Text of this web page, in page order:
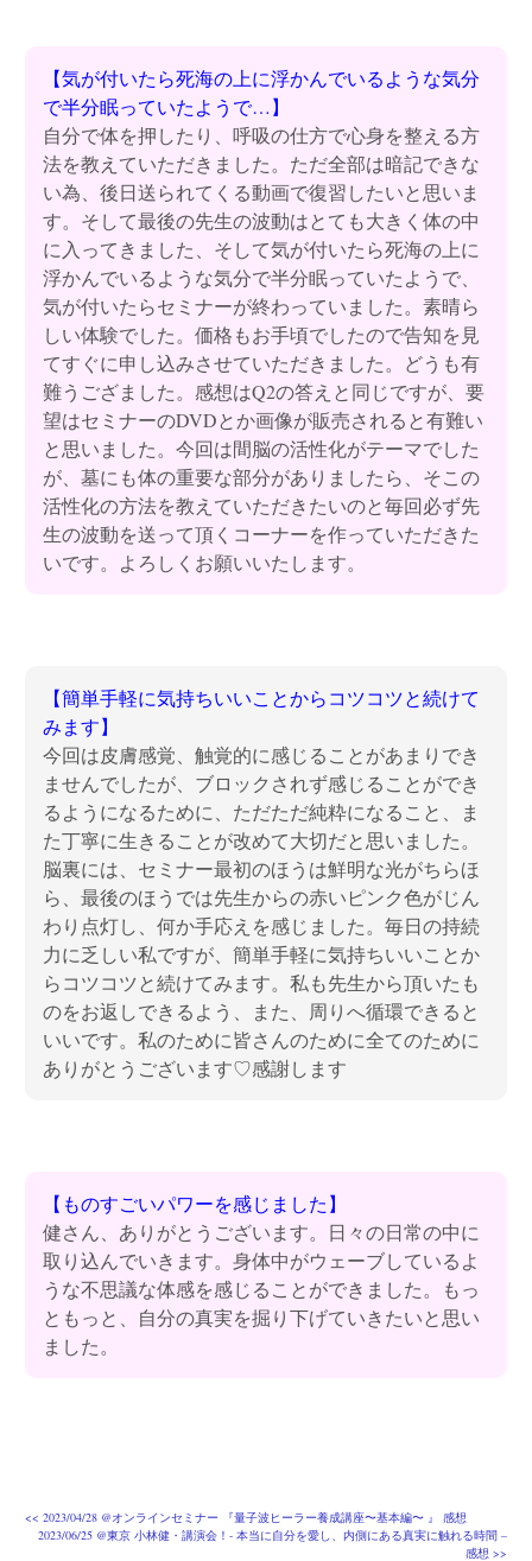
【気が付いたら死海の上に浮かんでいるような気分
で半分眠っていたようで…】
自分で体を押したり、呼吸の仕方で心身を整える方
法を教えていただきました。ただ全部は暗記できな
い為、後日送られてくる動画で復習したいと思いま
す。そして最後の先生の波動はとても大きく体の中
に入ってきました、そして気が付いたら死海の上に
浮かんでいるような気分で半分眠っていたようで、
気が付いたらセミナーが終わっていました。素晴ら
しい体験でした。価格もお手頃でしたので告知を見
てすぐに申し込みさせていただきました。どうも有
難うござました。感想はQ2の答えと同じですが、要
望はセミナーのDVDとか画像が販売されると有難い
と思いました。今回は間脳の活性化がテーマでした
が、墓にも体の重要な部分がありましたら、そこの
活性化の方法を教えていただきたいのと毎回必ず先
生の波動を送って頂くコーナーを作っていただきた
いです。よろしくお願いいたします。
【簡単手軽に気持ちいいことからコツコツと続けて
みます】
今回は皮膚感覚、触覚的に感じることがあまりでき
ませんでしたが、ブロックされず感じることができ
るようになるために、ただただ純粋になること、ま
た丁寧に生きることが改めて大切だと思いました。
脳裏には、セミナー最初のほうは鮮明な光がちらほ
ら、最後のほうでは先生からの赤いピンク色がじん
わり点灯し、何か手応えを感じました。毎日の持続
力に乏しい私ですが、簡単手軽に気持ちいいことか
らコツコツと続けてみます。私も先生から頂いたも
のをお返しできるよう、また、周りへ循環できると
いいです。私のために皆さんのために全てのために
ありがとうございます♡感謝します
【ものすごいパワーを感じました】
健さん、ありがとうございます。日々の日常の中に
取り込んでいきます。身体中がウェーブしているよ
うな不思議な体感を感じることができました。もっ
ともっと、自分の真実を掘り下げていきたいと思い
ました。
投<< 2023/04/28 @オンラインセミナー 『量⼦波ヒーラー養成講座〜基本編〜 』 感想
2023/06/25 @東京 小林健・講演会！- 本当に自分を愛し、内側にある真実に触れる時間 –
感想 >>